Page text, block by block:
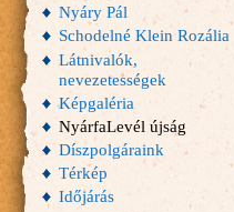
Nyáry Pál
Schodelné Klein Rozália
Látnivalók,
nevezetességek
Képgaléria
NyárfaLevél újság
Díszpolgáraink
Térkép
Időjárás